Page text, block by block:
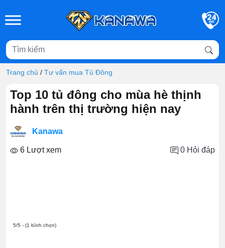
Trang chủ / Tư vấn mua Tủ Đông
Top 10 tủ đông cho mùa hè thịnh
hành trên thị trường hiện nay
Kanawa
6 Lượt xem 0 Hỏi đáp
5/5 - (1 bình chọn)